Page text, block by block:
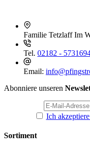
Familie TetzlaffIm
Tel. 02182 -
Email:
Abonniere unseren
Ich
Sortiment